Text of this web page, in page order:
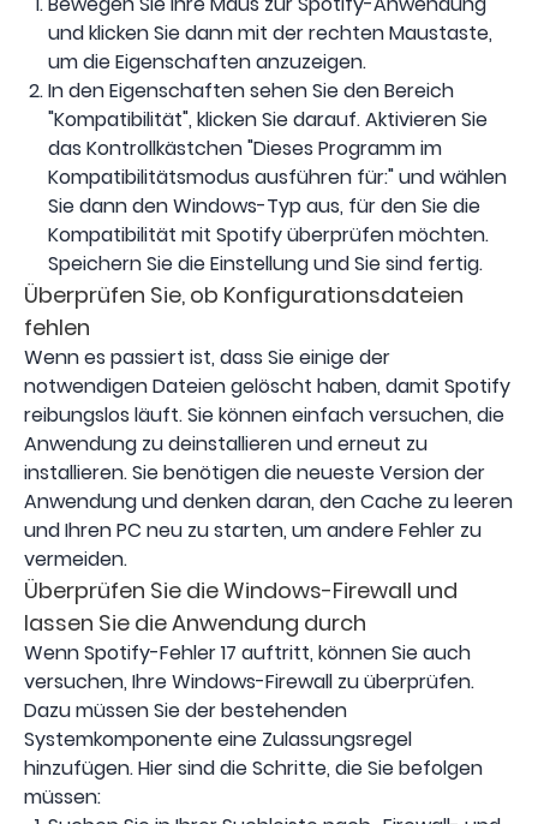
und klicken Sie dann mit der rechten Maustaste,
um die Eigenschaften anzuzeigen.
In den Eigenschaften sehen Sie den Bereich
"Kompatibilität", klicken Sie darauf. Aktivieren Sie
das Kontrollkästchen "Dieses Programm im
Kompatibilitätsmodus ausführen für:" und wählen
Sie dann den Windows-Typ aus, für den Sie die
Kompatibilität mit Spotify überprüfen möchten.
Speichern Sie die Einstellung und Sie sind fertig.
Überprüfen Sie, ob Konfigurationsdateien
fehlen
Wenn es passiert ist, dass Sie einige der
notwendigen Dateien gelöscht haben, damit Spotify
reibungslos läuft. Sie können einfach versuchen, die
Anwendung zu deinstallieren und erneut zu
installieren. Sie benötigen die neueste Version der
Anwendung und denken daran, den Cache zu leeren
und Ihren PC neu zu starten, um andere Fehler zu
vermeiden.
Überprüfen Sie die Windows-Firewall und
lassen Sie die Anwendung durch
Wenn Spotify-Fehler 17 auftritt, können Sie auch
versuchen, Ihre Windows-Firewall zu überprüfen.
Dazu müssen Sie der bestehenden
Systemkomponente eine Zulassungsregel
hinzufügen. Hier sind die Schritte, die Sie befolgen
müssen: